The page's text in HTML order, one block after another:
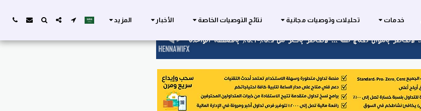
خدمات تحليلات وتوصيات مجانية نتائج التوصيات الخاصة الأخبار المزيد